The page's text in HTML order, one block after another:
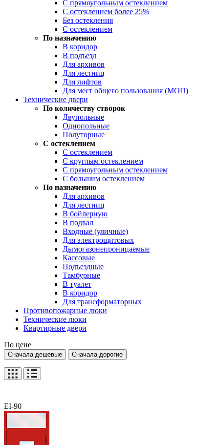
С прямоугольным остеклением
С остеклением более 25%
Без остекления
С остеклением
По назначению
В коридор
В подъезд
Для архивов
Для лестниц
Для лифтов
Для мест общего пользования (МОП)
Технические двери
По количеству створок
Двупольные
Однопольные
Полуторные
С остеклением
С остеклением
С круглым остеклением
С прямоугольным остеклением
С большим остеклением
По назначению
Для архивов
Для лестниц
В бойлерную
В подвал
Входные (уличные)
Для электрощитовых
Дымогазонепроницаемые
Кассовые
Подъездные
Тамбурные
В туалет
В коридор
Для трансформаторных
Противопожарные люки
Технические люки
Квартирные двери
По цене
Сначала дешевые Сначала дорогие
EI-90